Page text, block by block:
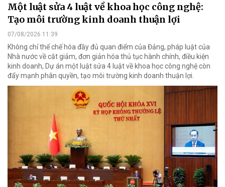
Một luật sửa 4 luật về khoa học công nghệ:
Tạo môi trường kinh doanh thuận lợi
07/08/2026 11:39
Không chỉ thể chế hóa đầy đủ quan điểm của Đảng, pháp luật của
Nhà nước về cắt giảm, đơn giản hóa thủ tục hành chính, điều kiện
kinh doanh, Dự án một luật sửa 4 luật về khoa học công nghệ còn
đẩy mạnh phân quyền, tạo môi trường kinh doanh thuận lợi.